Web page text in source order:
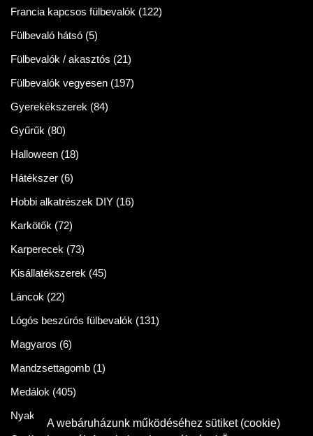
Francia kapcsos fülbevalók (122)
Fülbevaló hátsó (5)
Fülbevalók / akasztós (21)
Fülbevalók vegyesen (197)
Gyerekékszerek (84)
Gyűrűk (80)
Halloween (18)
Hátékszer (6)
Hobbi alkatrészek DIY (16)
Karkötők (72)
Karperecek (73)
Kisállatékszerek (45)
Láncok (22)
Lógós beszúrós fülbevalók (131)
Magyaros (6)
Mandzsettagomb (1)
Medálok (405)
Nyakláncok
(86)
A webáruházunk működéséhez sütiket (cookie)